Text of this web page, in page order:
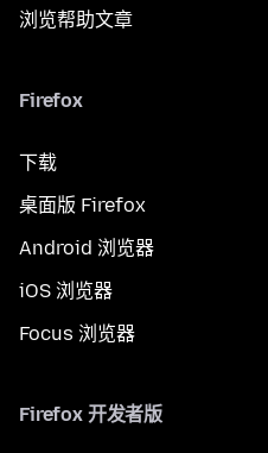
浏览帮助文章
Firefox
下载
桌面版 Firefox
Android 浏览器
iOS 浏览器
Focus 浏览器
Firefox 开发者版